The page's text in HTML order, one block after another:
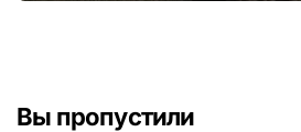
Вы пропустили